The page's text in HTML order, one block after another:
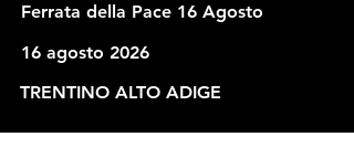
Ferrata della Pace 16 Agosto
16 agosto 2026
TRENTINO ALTO ADIGE